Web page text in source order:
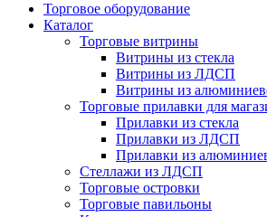
Торговое оборудование
Каталог
Торговые витрины
Витрины из cтекла
Витрины из ЛДСП
Витрины из
Торговые прилавки для
Прилавки из стекла
Прилавки из ЛДСП
Прилавки из
Стеллажи из ЛДСП
Торговые островки
Торговые павильоны